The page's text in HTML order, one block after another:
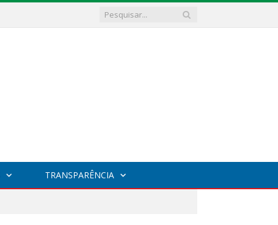
TRANSPARÊNCIA